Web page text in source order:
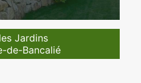
Jardins
de-Bancalié